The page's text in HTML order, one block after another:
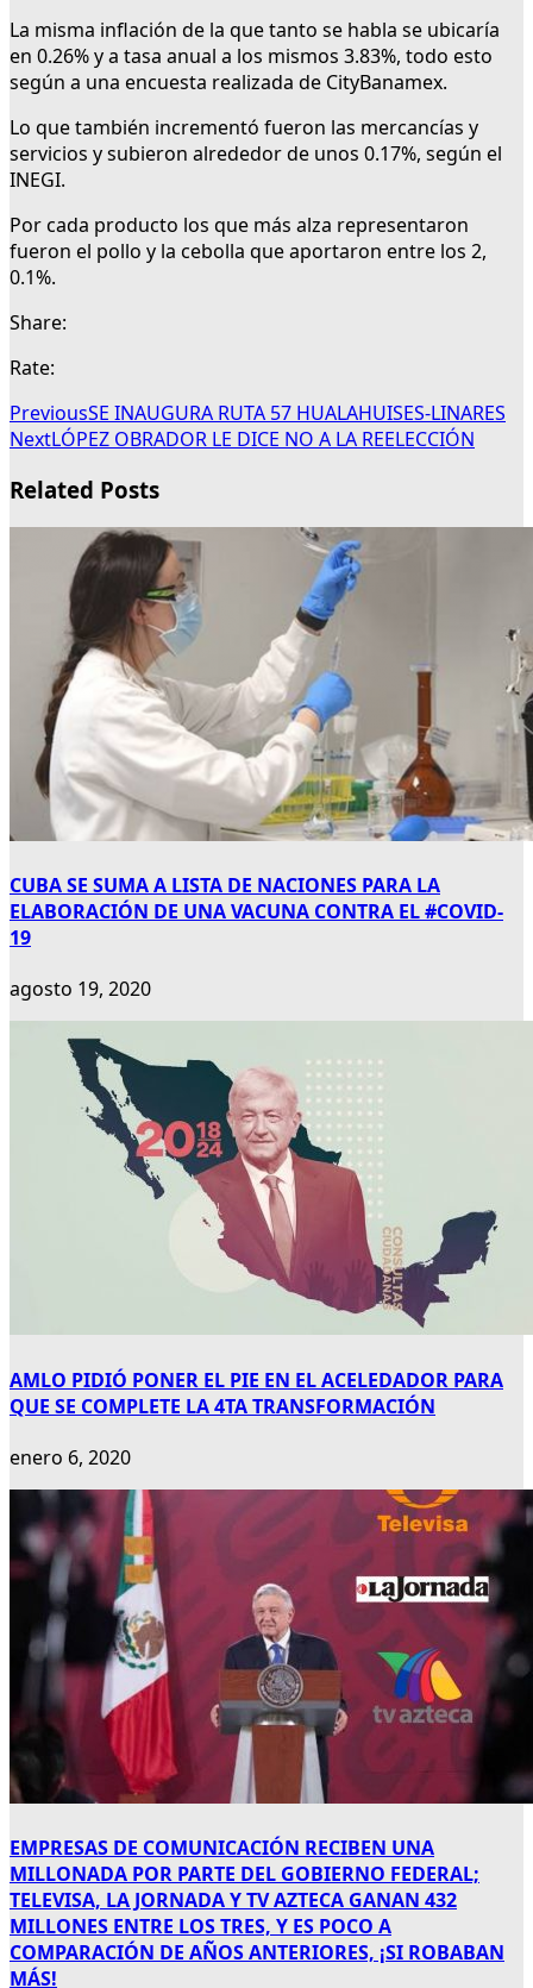
La misma inflación de la que tanto se habla se ubicaría
en 0.26% y a tasa anual a los mismos 3.83%, todo esto
según a una encuesta realizada de CityBanamex.
Lo que también incrementó fueron las mercancías y
servicios y subieron alrededor de unos 0.17%, según el
INEGI.
Por cada producto los que más alza representaron
fueron el pollo y la cebolla que aportaron entre los 2,
0.1%.
Share:
Rate:
PreviousSE INAUGURA RUTA 57 HUALAHUISES-LINARES
NextLÓPEZ OBRADOR LE DICE NO A LA REELECCIÓN
Related Posts
CUBA SE SUMA A LISTA DE NACIONES PARA LA
ELABORACIÓN DE UNA VACUNA CONTRA EL #COVID-
19
agosto 19, 2020
AMLO PIDIÓ PONER EL PIE EN EL ACELEDADOR PARA
QUE SE COMPLETE LA 4TA TRANSFORMACIÓN
enero 6, 2020
EMPRESAS DE COMUNICACIÓN RECIBEN UNA
MILLONADA POR PARTE DEL GOBIERNO FEDERAL;
TELEVISA, LA JORNADA Y TV AZTECA GANAN 432
MILLONES ENTRE LOS TRES, Y ES POCO A
COMPARACIÓN DE AÑOS ANTERIORES, ¡SI ROBABAN
MÁS!